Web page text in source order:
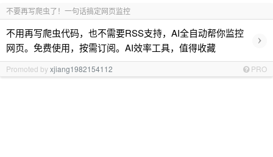
不要再写爬虫了！一句话搞定网页监控
不用再写爬虫代码，也不需要RSS支持，AI全自动帮你监控
网页。免费使用，按需订阅。AI效率工具，值得收藏
›
Promoted byxjiang1982154112 PRO